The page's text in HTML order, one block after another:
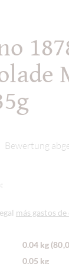
Bewertung
más gastos
0.04 kg
0,05 kg